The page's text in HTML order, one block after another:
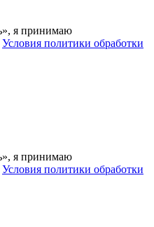
я принимаю
Условия политики обработки
я принимаю
Условия политики обработки